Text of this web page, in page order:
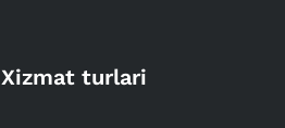
Xizmat turlari